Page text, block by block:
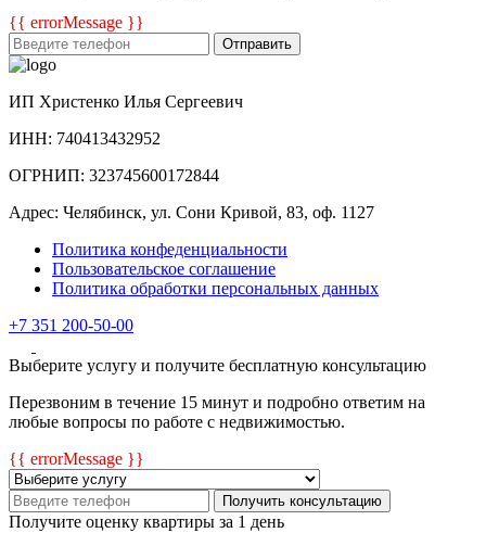
{{ errorMessage }}
Отправить
ИП Христенко Илья Сергеевич
ИНН: 740413432952
ОГРНИП: 323745600172844
Адрес: Челябинск, ул. Сони Кривой, 83, оф. 1127
Политика конфеденциальности
Пользовательское соглашение
Политика обработки персональных данных
+7 351 200-50-00
Выберите услугу и получите бесплатную консультацию
Перезвоним в течение 15 минут и подробно ответим на
любые вопросы по работе с недвижимостью.
{{ errorMessage }}
Получить консультацию
Получите оценку квартиры за 1 день